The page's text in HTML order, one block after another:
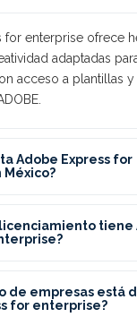
for enterprise ofrece
adaptadas
acceso a plantillas
Adobe Express for
tiene
de empresas está
for enterprise?